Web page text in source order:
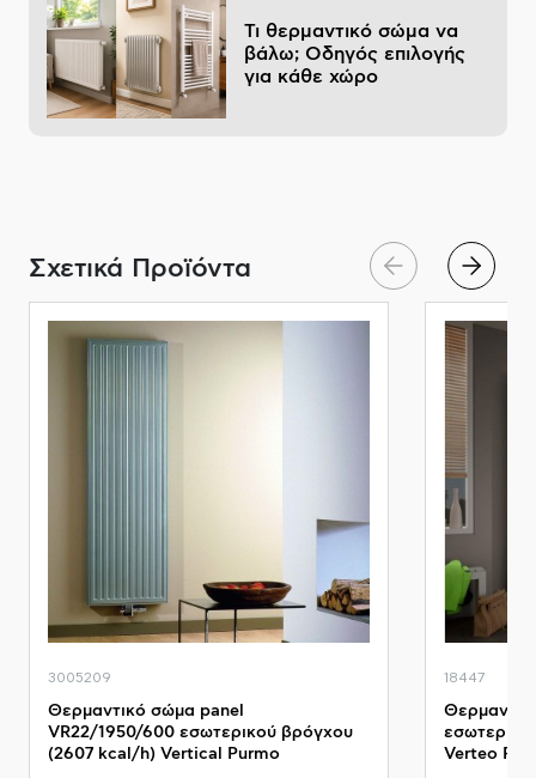
Τι θερμαντικό σώμα να
βάλω; Οδηγός επιλογής
για κάθε χώρο
Σχετικά Προϊόντα
3005209
Θερμαντικό σώμα panel
VR22/1950/600 εσωτερικού βρόγχου
(2607 kcal/h) Vertical Purmo
18447
Verteo